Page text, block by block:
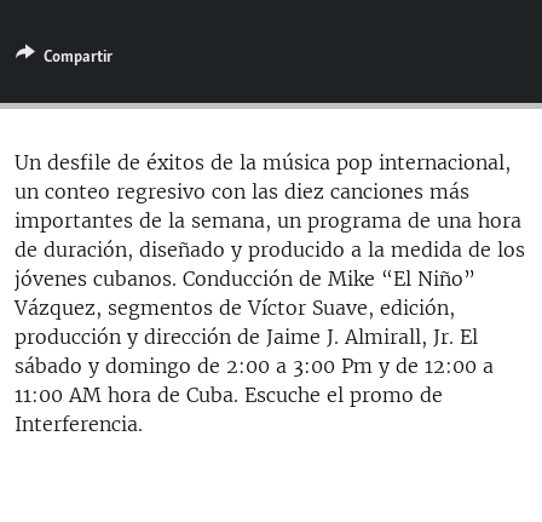
ESPECIALES
ESPECIALES
LA REALIDAD DE LA VIVIENDA EN CUBA
SER VIEJO EN CUBA
KENTU-CUBANO
LOS SANTOS DE HIALEAH
DESINFORMACIÓN RUSA EN AMÉRICA LATINA
LA INVASIÓN DE RUSIA A UCRANIA
MULTIMEDIA
EDITORIALES
SÍGUENOS
Compartir
Un desfile de éxitos de la música pop internacional,
un conteo regresivo con las diez canciones más
importantes de la semana, un programa de una hora
de duración, diseñado y producido a la medida de los
jóvenes cubanos. Conducción de Mike “El Niño”
Vázquez, segmentos de Víctor Suave, edición,
producción y dirección de Jaime J. Almirall, Jr. El
sábado y domingo de 2:00 a 3:00 Pm y de 12:00 a
11:00 AM hora de Cuba. Escuche el promo de
Interferencia.